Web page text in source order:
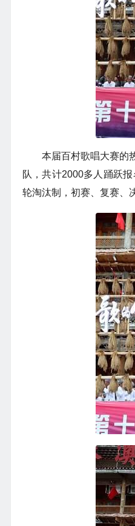
本届百村歌唱大赛的
队，共计2000多人踊跃
轮淘汰制，初赛、复赛、